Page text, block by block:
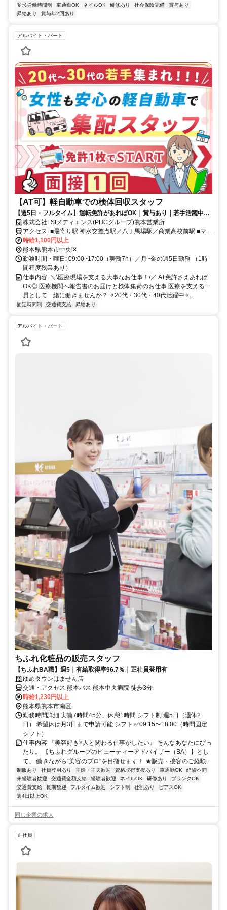
変形労働時間制 車通勤OK ネイルOK 研修あり 社会保険完備
賞与あり
昇給あり
賞与年2回あり
アルバイト・パート
【AT可】軽自動車での検体回収スタッフ
【週5日・フルタイム】運転免許があればOK｜賞与あり｜若手活躍中｜
固定ルート・力仕事なし｜新着化｜20代・30代・40代活躍中
株式会社LSIメディエンス(PHCグループ)熊本営業所
アクセス: ■最寄り駅 神水交差点駅／八丁馬場駅／商業高校前駅 ■マイ
カー通勤OK◎ └無料駐車場あり
時給1,100円以上
熊本県熊本市中央区
勤務時間・曜日: 09:00~17:00（実働7h）／月~金の週5日勤務 （1時
間程度残業あり）
仕事内容: ＼\医療現場を支える大事なお仕事！/／ AT免許さえあれば
OK◎ 医療機関へ報告書のお届けと検体集荷のお仕事 医療を支える一
員として一緒に働きませんか？ ✧20代・30代・40代活躍中✧...
固定時間制 交通費支給 昇給あり
アルバイト・パート
ちふれ化粧品の販売スタッフ
【ちふれBA職】週5｜有給取得率96.7％｜正社員登用有
ゆめタウンはません店
交通・アクセス 熊本バス 熊本中央病院 徒歩3分
時給1,230円以上
熊本県熊本市南区
勤務時間詳細 実働7時間45分、休憩1時間 シフト制 週5日（週休2
日） 希望休は月3日まで申請可能 シフト ✅09:15〜18:00（時間固定
シフト）
仕事内容 『美容好き×人と関わる仕事がしたい』 そんなあなたにぴっ
たり。 【ちふれグループのビューティーアドバイザー（BA）】とし
て、 働きながら“美容のプロ”を目指せます！ ★販売・接客のご経験...
制服あり 社員登用あり 主婦・主夫歓迎 資格取得支援あり 車通勤OK
経験不問
未経験者歓迎
交通費全額支給 経験者歓迎 ネイルOK 研修あり
ブランクOK
交通費支給
長期歓迎 フルタイム歓迎 シフト制 社割あり
ピアスOK
週4日以上OK
同じ企業の求人
正社員